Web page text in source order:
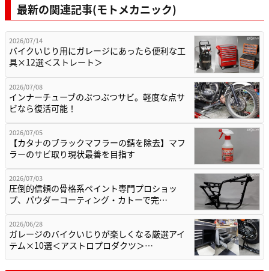
最新の関連記事(モトメカニック)
2026/07/14
バイクいじり用にガレージにあったら便利な工
具×12選＜ストレート＞
2026/07/08
インナーチューブのぶつぶつサビ。軽度な点サ
ビなら復活可能！
2026/07/05
【カタナのブラックマフラーの錆を除去】マフ
ラーのサビ取り現状最善を目指す
2026/07/03
圧倒的信頼の骨格系ペイント専門プロショッ
プ、パウダーコーティング・カトーで完…
2026/06/28
ガレージのバイクいじりが楽しくなる厳選アイ
テム×10選＜アストロプロダクツ＞…